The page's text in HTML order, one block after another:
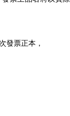
發票正本，